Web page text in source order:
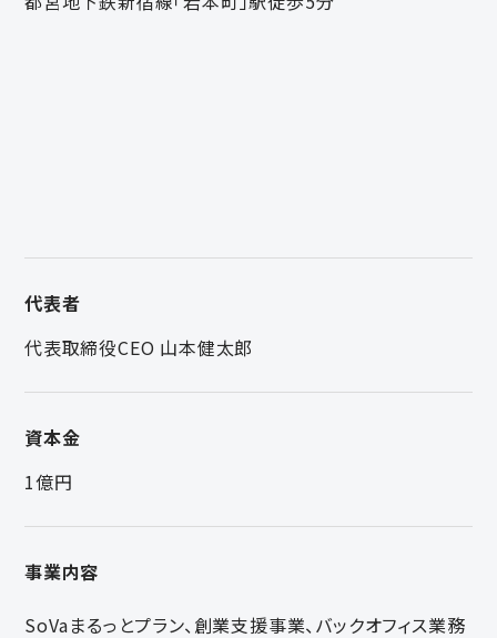
代表者
代表取締役CEO 山本健太郎
資本金
1億円
事業内容
SoVaまるっとプラン、創業支援事業、バックオフィス業務